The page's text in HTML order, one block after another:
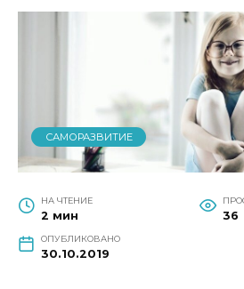
САМОРАЗВИТИЕ
НА ЧТЕНИЕ
2 мин 36
ОПУБЛИКОВАНО
30.10.2019